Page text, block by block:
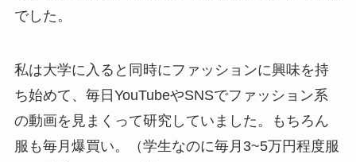
でした。
私は大学に入ると同時にファッションに興味を持
ち始めて、毎日YouTubeやSNSでファッション系
の動画を見まくって研究していました。もちろん
服も毎月爆買い。（学生なのに毎月3~5万円程度服